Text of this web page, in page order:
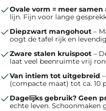
Ovale vorm = meer samen
lijn. Fijn voor lange
Diepzwart mangohout –
oogt de tafel rijk en
Zware stalen kruispoot –
laat veel beenruimte vrij
Van intiem tot uitgebreid
(compacte maat) tot ca. 10
Dagelijks gebruik? Geen
echte leven.